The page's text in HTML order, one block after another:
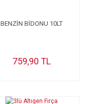
BENZİN BİDONU 10LT
759,90 TL